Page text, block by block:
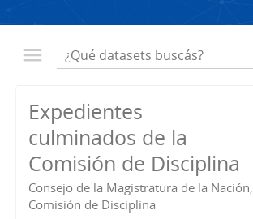
Expedientes
culminados de la
Comisión de Disciplina
Consejo de la Magistratura de la Nación,
Comisión de Disciplina